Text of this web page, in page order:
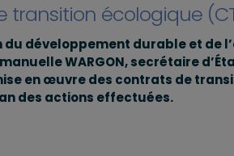
transition écologique
développement durable et de
WARGON, secrétaire
en œuvre des contrats de
des actions effectuées.